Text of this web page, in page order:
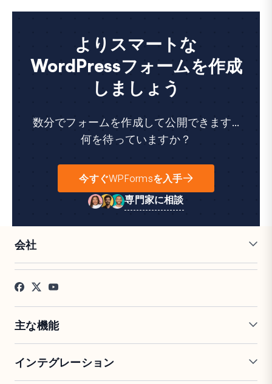
よりスマートな
WordPressフォームを作成
しましょう
数分でフォームを作成して公開できます...
何を待っていますか？
今すぐWPFormsを入手
専門家に相談
会社
採用情報
お客様の声
プレス
アフィリエイト
主な機能
条件付きロジック
インテグレーション